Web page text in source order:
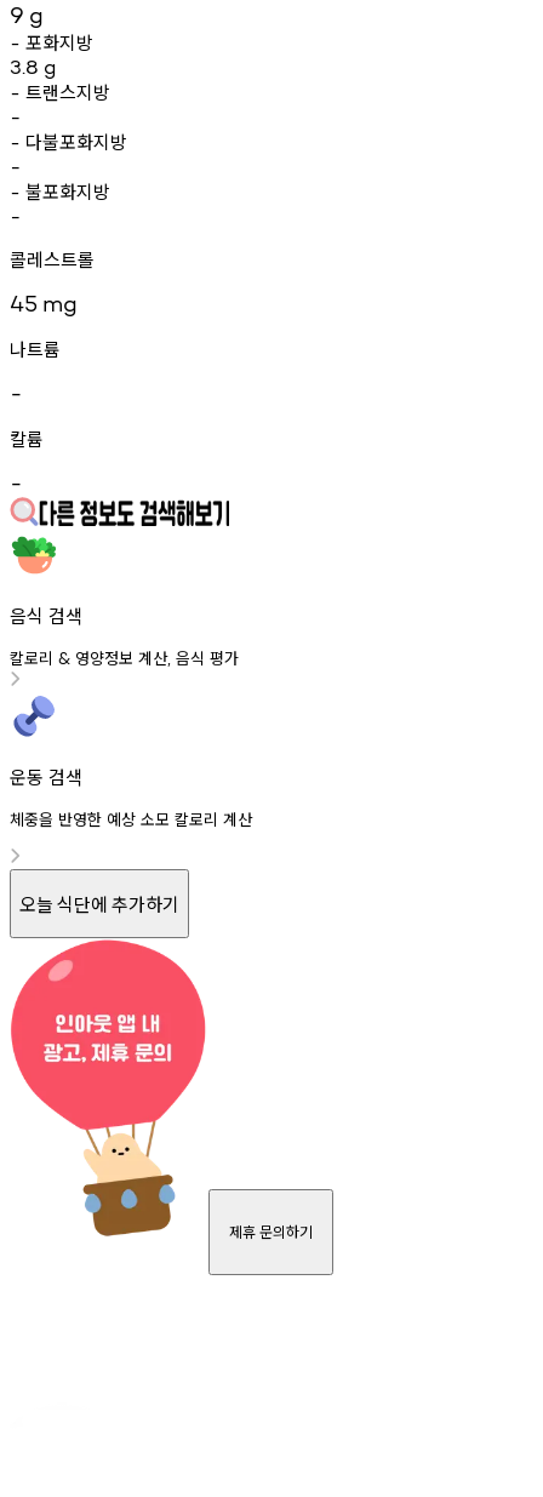
9 g
- 포화지방
3.8 g
- 트랜스지방
-
- 다불포화지방
-
- 불포화지방
-
콜레스트롤
45 mg
나트륨
-
칼륨
-
음식 검색
칼로리 & 영양정보 계산, 음식 평가
운동 검색
체중을 반영한 예상 소모 칼로리 계산
오늘 식단에 추가하기
제휴 문의하기